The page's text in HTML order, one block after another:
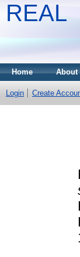
REAL
Home About
Login Create